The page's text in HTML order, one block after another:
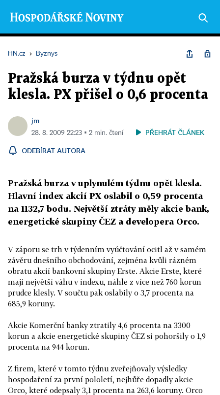
HN.cz › Byznys
Pražská burza v týdnu opět
klesla. PX přišel o 0,6 procenta
jm
28. 8. 2009 22:23 ▪ 2 min. čtení PŘEHRÁT ČLÁNEK
ODEBÍRAT AUTORA
Pražská burza v uplynulém týdnu opět klesla.
Hlavní index akcií PX oslabil o 0,59 procenta
na 1132,7 bodu. Největší ztráty měly akcie bank,
energetické skupiny ČEZ a developera Orco.
V záporu se trh v týdenním vyúčtování ocitl až v samém
závěru dnešního obchodování, zejména kvůli rázném
obratu akcií bankovní skupiny Erste. Akcie Erste, které
mají největší váhu v indexu, náhle z více než 760 korun
prudce klesly. V součtu pak oslabily o 3,7 procenta na
685,9 koruny.
Akcie Komerční banky ztratily 4,6 procenta na 3300
korun a akcie energetické skupiny ČEZ si pohoršily o 1,9
procenta na 944 korun.
Z firem, které v tomto týdnu zveřejňovaly výsledky
hospodaření za první pololetí, nejhůře dopadly akcie
Orco, které odepsaly 3,1 procenta na 263,6 koruny. Orco